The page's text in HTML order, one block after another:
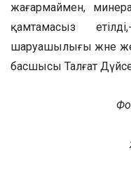
жағармаймен,
қамтамасыз
шаруашылығы және
басшысы Талғат